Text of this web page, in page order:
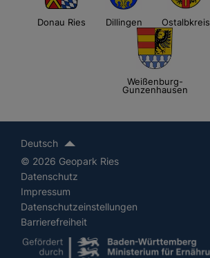
Donau Ries Dillingen Ostalbkreis
Weißenburg-
Gunzenhausen
Deutsch
© 2026 Geopark Ries
Datenschutz
Impressum
Datenschutzeinstellungen
Barrierefreiheit